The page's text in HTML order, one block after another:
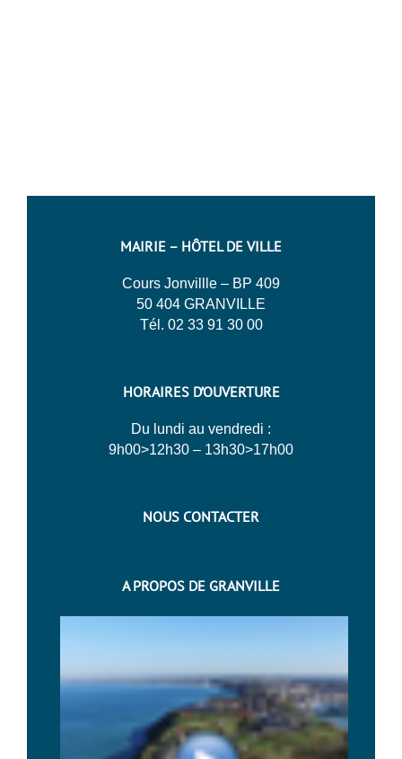
MAIRIE – HÔTEL DE VILLE
Cours Jonvillle – BP 409
50 404 GRANVILLE
Tél. 02 33 91 30 00
HORAIRES D’OUVERTURE
Du lundi au vendredi :
9h00>12h30 – 13h30>17h00
NOUS CONTACTER
A PROPOS DE GRANVILLE